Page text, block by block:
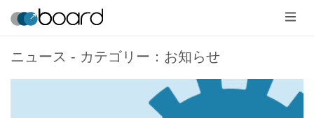
メ
ニ
ュ
ー
ニュース - カテゴリー：お知らせ